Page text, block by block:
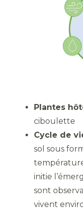
Plantes
ciboulette
Cycle de
sol sous
initie
sont
vivent